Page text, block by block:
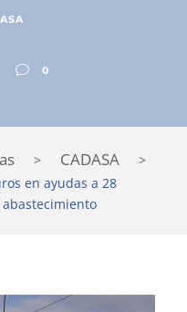
0
> CADASA
>
en ayudas a 28